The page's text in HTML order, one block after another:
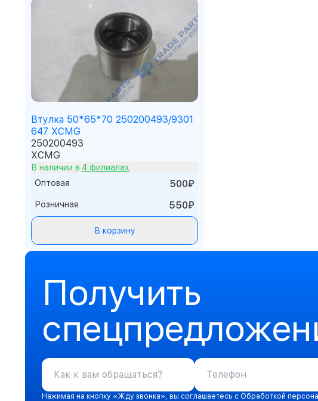
Втулка 50*65*70 250200493/9301
647 XCMG
250200493
XCMG
В наличии в 4 филиалах
Оптовая
500₽
Розничная 550₽
В корзину
Получить
Нажимая на кнопку «Жду звонка», вы соглашаетесь с Обработкой